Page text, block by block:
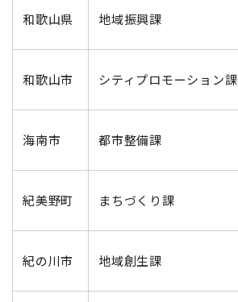
和歌山県 地域振興課
和歌山市 シティプロモーション課
海南市 都市整備課
紀美野町 まちづくり課
紀の川市 地域創生課